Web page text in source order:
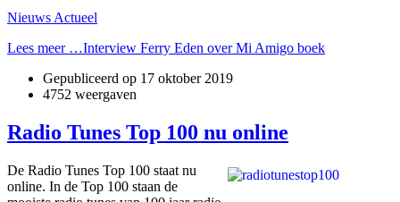
Nieuws Actueel
Lees meer …Interview Ferry Eden over Mi Amigo boek
Gepubliceerd op 17 oktober 2019
4752 weergaven
Radio Tunes Top 100 nu online
De Radio Tunes Top 100 staat nu
online. In de Top 100 staan de